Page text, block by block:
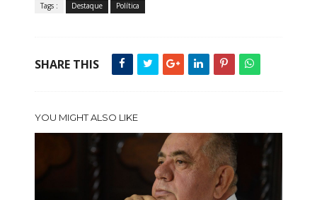
Tags : Destaque Política
SHARE THIS
YOU MIGHT ALSO LIKE